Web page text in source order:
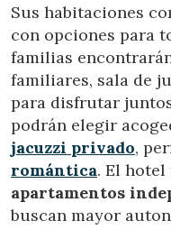
Sus habitaciones
con opciones para
familias
familiares, sala de
para disfrutar
podrán elegir
jacuzzi privado,
romántica. El hotel
apartamentos
buscan mayor
Modificar